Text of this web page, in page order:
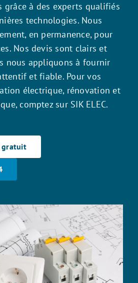
grâce à des experts qualifiés
technologies. Nous
en permanence, pour
Nos devis sont clairs et
nous appliquons à fournir
et fiable. Pour vos
électrique, rénovation et
comptez sur SIK ELEC.
gratuit